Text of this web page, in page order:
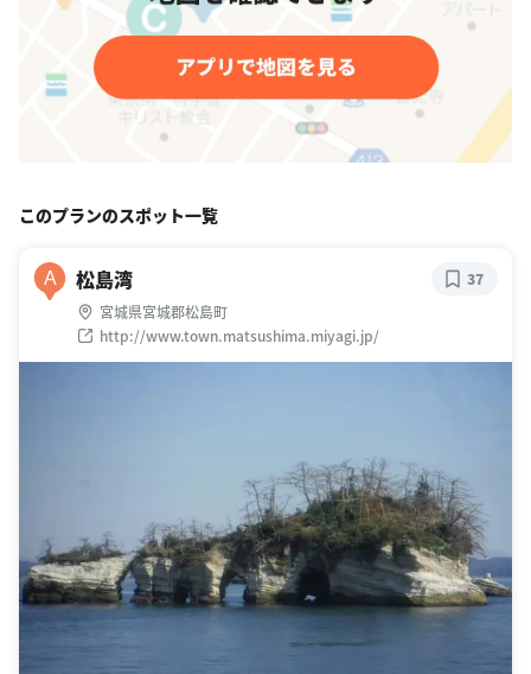
このプランのスポット一覧
A 松島湾
宮城県宮城郡松島町
http://www.town.matsushima.miyagi.jp/
37